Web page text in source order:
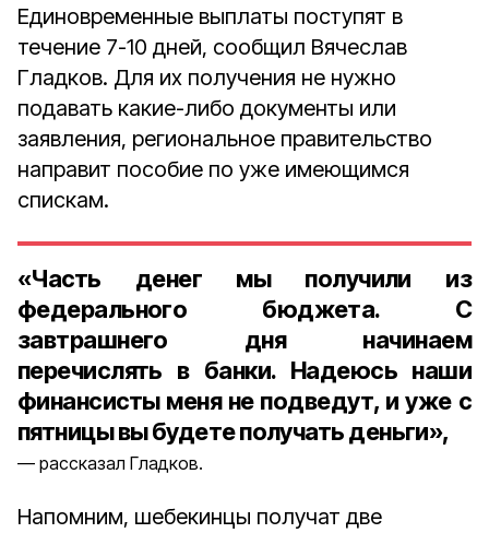
Единовременные выплаты поступят в
течение 7-10 дней, сообщил Вячеслав
Гладков. Для их получения не нужно
подавать какие-либо документы или
заявления, региональное правительство
направит пособие по уже имеющимся
спискам.
«Часть денег мы получили из
федерального бюджета. С
завтрашнего дня начинаем
перечислять в банки. Надеюсь наши
финансисты меня не подведут, и уже с
пятницы вы будете получать деньги»,
рассказал Гладков.
Напомним, шебекинцы получат две